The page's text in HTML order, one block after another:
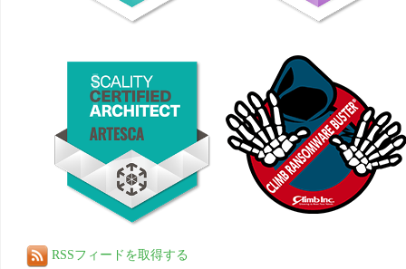
RSSフィードを取得する